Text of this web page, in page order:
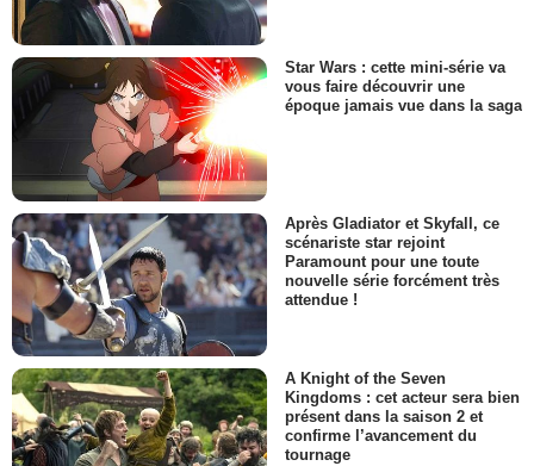
Star Wars : cette mini-série va
vous faire découvrir une
époque jamais vue dans la saga
Après Gladiator et Skyfall, ce
scénariste star rejoint
Paramount pour une toute
nouvelle série forcément très
attendue !
A Knight of the Seven
Kingdoms : cet acteur sera bien
présent dans la saison 2 et
confirme l’avancement du
tournage